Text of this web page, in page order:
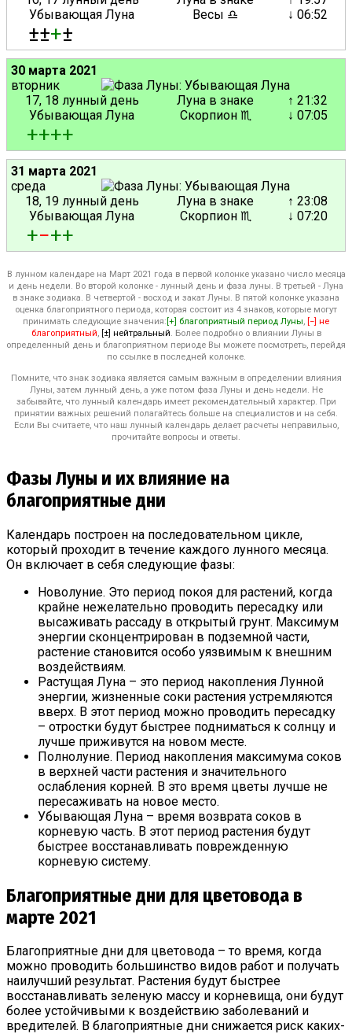
Убывающая Луна
Весы ♎
↓ 06:52
±±+±
30 марта 2021
вторник
17, 18 лунный день
Убывающая Луна
Луна в знаке
Скорпион ♏
↑ 21:32
↓ 07:05
++++
31 марта 2021
среда
18, 19 лунный день
Убывающая Луна
Луна в знаке
Скорпион ♏
↑ 23:08
↓ 07:20
+−++
В лунном календаре на Март 2021 года в первой колонке указано число месяца
и день недели. Во второй колонке - лунный день и фаза луны. В третьей - Луна
в знаке зодиака. В четвертой - восход и закат Луны. В пятой колонке указана
оценка благоприятного периода, которая состоит из 4 знаков, которые могут
принимать следующие значения: [+] благоприятный период Луны, [−] не
благоприятный, [±] нейтральный. Более подробно о влиянии Луны в
определенный день и благоприятном периоде Вы можете посмотреть, перейдя
по ссылке в последней колонке.
Помните, что знак зодиака является самым важным в определении влияния
Луны, затем лунный день, а уже потом фаза Луны и день недели. Не
забывайте, что лунный календарь имеет рекомендательный характер. При
принятии важных решений полагайтесь больше на специалистов и на себя.
Если Вы считаете, что наш лунный календарь делает расчеты неправильно,
прочитайте вопросы и ответы.
Фазы Луны и их влияние на
благоприятные дни
Календарь построен на последовательном цикле,
который проходит в течение каждого лунного месяца.
Он включает в себя следующие фазы:
Новолуние. Это период покоя для растений, когда
крайне нежелательно проводить пересадку или
высаживать рассаду в открытый грунт. Максимум
энергии сконцентрирован в подземной части,
растение становится особо уязвимым к внешним
воздействиям.
Растущая Луна – это период накопления Лунной
энергии, жизненные соки растения устремляются
вверх. В этот период можно проводить пересадку
– отростки будут быстрее подниматься к солнцу и
лучше приживутся на новом месте.
Полнолуние. Период накопления максимума соков
в верхней части растения и значительного
ослабления корней. В это время цветы лучше не
пересаживать на новое место.
Убывающая Луна – время возврата соков в
корневую часть. В этот период растения будут
быстрее восстанавливать поврежденную
корневую систему.
Благоприятные дни для цветовода в
марте 2021
Благоприятные дни для цветовода – то время, когда
можно проводить большинство видов работ и получать
наилучший результат. Растения будут быстрее
восстанавливать зеленую массу и корневища, они будут
более устойчивыми к воздействию заболеваний и
вредителей. В благоприятные дни снижается риск каких-